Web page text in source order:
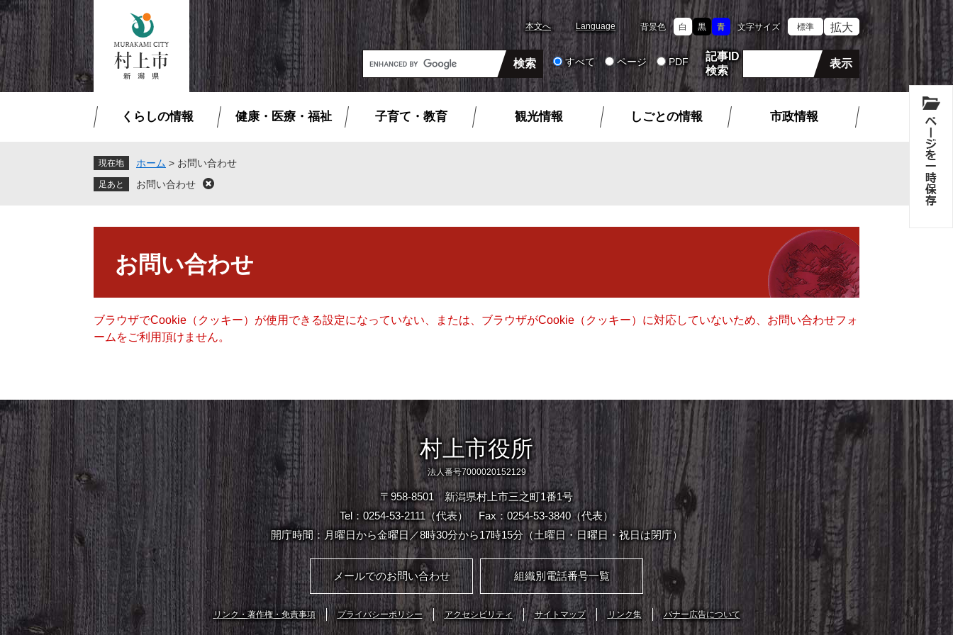
ペ
ー
ジ
の
先
頭
メ
ニ
ュ
ー
を
飛
本文へ Language 背景色 白 黒 青 文字サイズ 標準 拡大
G
o
o
検
すべて ページ PDF
記事ID
検索
くらしの情報 健康・医療・福祉 子育て・教育 観光情報 しごとの情報 市政情報
現在地 ホーム > お問い合わせ
お問い合わせ
閉
お問い合わせ
ブラウザでCookie（クッキー）が使用できる設定になっていない、または、ブラウザがCookie（クッキー）に対応していないため、お問い合わせフォ
ームをご利用頂けません。
村上市役所
法人番号7000020152129
〒958-8501 新潟県村上市三之町1番1号
Tel：0254-53-2111（代表）
Fax：0254-53-3840（代表）
開庁時間：月曜日から金曜日／8時30分から17時15分（土曜日・日曜日・祝日は閉庁）
メールでのお問い合わせ 組織別電話番号一覧
リンク・著作権・免責事項 プライバシーポリシー アクセシビリティ サイトマップ リンク集 バナー広告について